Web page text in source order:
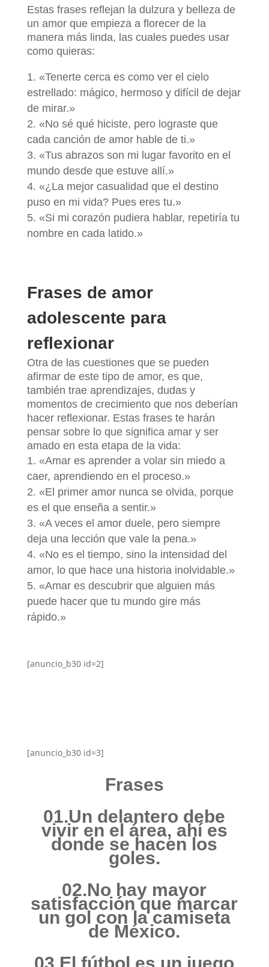
Estas frases reflejan la dulzura y belleza de
un amor que empieza a florecer de la
manera más linda, las cuales puedes usar
como quieras:
«Tenerte cerca es como ver el cielo
estrellado: mágico, hermoso y difícil de dejar
de mirar.»
«No sé qué hiciste, pero lograste que
cada canción de amor hable de ti.»
«Tus abrazos son mi lugar favorito en el
mundo desde que estuve allí.»
«¿La mejor casualidad que el destino
puso en mi vida? Pues eres tu.»
«Si mi corazón pudiera hablar, repetiría tu
nombre en cada latido.»
Frases de amor
adolescente para
reflexionar
Otra de las cuestiones que se pueden
afirmar de este tipo de amor, es que,
también trae aprendizajes, dudas y
momentos de crecimiento que nos deberían
hacer reflexionar. Estas frases te harán
pensar sobre lo que significa amar y ser
amado en esta etapa de la vida:
«Amar es aprender a volar sin miedo a
caer, aprendiendo en el proceso.»
«El primer amor nunca se olvida, porque
es el que enseña a sentir.»
«A veces el amor duele, pero siempre
deja una lección que vale la pena.»
«No es el tiempo, sino la intensidad del
amor, lo que hace una historia inolvidable.»
«Amar es descubrir que alguien más
puede hacer que tu mundo gire más
rápido.»
[anuncio_b30 id=2]
[anuncio_b30 id=3]
Frases
01.Un delantero debe
vivir en el área, ahí es
donde se hacen los
goles.
02.No hay mayor
satisfacción que marcar
un gol con la camiseta
de México.
03.El fútbol es un juego